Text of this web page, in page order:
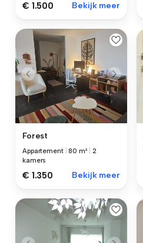
€ 1.500 Bekijk meer
Forest
Appartement |80 m²
2
kamers
€ 1.350 Bekijk meer